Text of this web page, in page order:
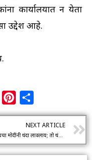
कार्यालयात न येता
उद्देश आहे.
MessagePinterest
NEXT ARTICLE
देश विकायचा मोदींनी धंदा लावलाय; तो धंदा आंदोलनातून मोडून काढू – मेधा पाटकर